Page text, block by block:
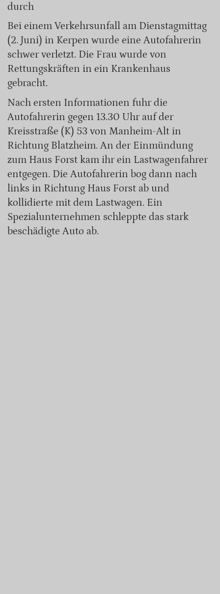
durch
Bei einem Verkehrsunfall am Dienstagmittag
(2. Juni) in Kerpen wurde eine Autofahrerin
schwer verletzt. Die Frau wurde von
Rettungskräften in ein Krankenhaus
gebracht.
Nach ersten Informationen fuhr die
Autofahrerin gegen 13.30 Uhr auf der
Kreisstraße (K) 53 von Manheim-Alt in
Richtung Blatzheim. An der Einmündung
zum Haus Forst kam ihr ein Lastwagenfahrer
entgegen. Die Autofahrerin bog dann nach
links in Richtung Haus Forst ab und
kollidierte mit dem Lastwagen. Ein
Spezialunternehmen schleppte das stark
beschädigte Auto ab.